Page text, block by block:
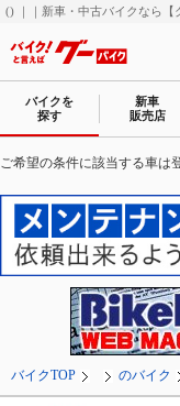
() ｜｜新車・中古バイクなら【
バイクを
探す
新車
販売店
ご希望の条件に該当する車は
バイクTOP のバイク